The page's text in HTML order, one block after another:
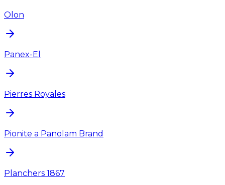
Olon
Panex-El
Pierres Royales
Pionite a Panolam Brand
Planchers 1867